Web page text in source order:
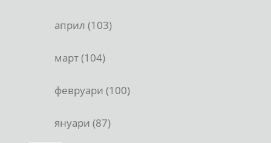
април (103)
март (104)
февруари (100)
януари (87)